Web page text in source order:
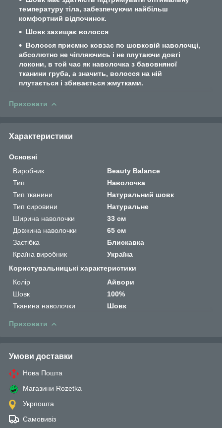
температуру тіла, забезпечуючи найбільш
комфортний відпочинок.
Шовк захищає волосся
Волосся приємно ковзає по шовковій наволочці,
абсолютно не чіпляючись і не плутаючи довгі
локони, в той час як наволочка з бавовняної
тканини груба, а значить, волосся на ній
плутається і збивається жмутками.
Приховати
Характеристики
Основні
Виробник
Beauty Balance
Тип
Наволочка
Тип тканини
Натуральний шовк
Тип сировини
Натуральне
Ширина наволочки
33 см
Довжина наволочки
65 см
Застібка
Блискавка
Країна виробник
Україна
Користувальницькі характеристики
Колір
Айвори
Шовк
100%
Тканина наволочки
Шовк
Приховати
Умови доставки
Нова Пошта
Магазини Rozetka
Укрпошта
Самовивіз